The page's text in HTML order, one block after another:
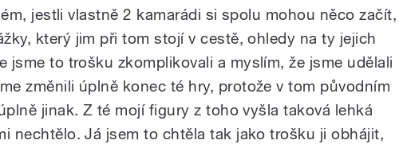
jestli vlastně 2 kamarádi si spolu mohou něco začít,
který jim při tom stojí v cestě, ohledy na ty jejich
jsme to trošku zkomplikovali a myslím, že jsme udělali
změnili úplně konec té hry, protože v tom původním
jinak. Z té mojí figury z toho vyšla taková lehká
nechtělo. Já jsem to chtěla tak jako trošku ji obhájit,